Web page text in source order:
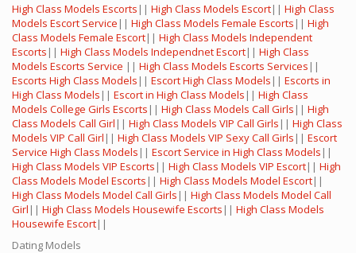
High Class Models Escorts || High Class Models Escort|| High Class
Models Escort Service || High Class Models Female Escorts || High
Class Models Female Escort|| High Class Models Independent
Escorts || High Class Models Independnet Escort|| High Class
Models Escorts Service || High Class Models Escorts Services ||
Escorts High Class Models || Escort High Class Models || Escorts in
High Class Models || Escort in High Class Models || High Class
Models College Girls Escorts || High Class Models Call Girls || High
Class Models Call Girl || High Class Models VIP Call Girls || High Class
Models VIP Call Girl || High Class Models VIP Sexy Call Girls || Escort
Service High Class Models || Escort Service in High Class Models ||
High Class Models VIP Escorts || High Class Models VIP Escort|| High
Class Models Model Escorts || High Class Models Model Escort||
High Class Models Model Call Girls || High Class Models Model Call
Girl || High Class Models Housewife Escorts || High Class Models
Housewife Escort||
Dating Models